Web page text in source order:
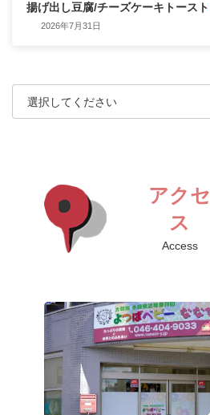
揚げ出し豆腐/チーズケーキトースト
2026年7月31日
アクセ
ス
Access